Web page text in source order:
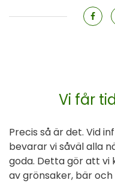
Vi får
Precis så är det. Vid
bevarar vi såväl alla
goda. Detta gör att vi
av grönsaker, bär